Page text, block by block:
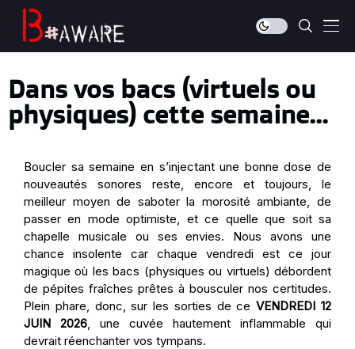
Dans vos bacs (virtuels ou
physiques) cette semaine...
Boucler sa semaine en s’injectant une bonne dose de
nouveautés sonores reste, encore et toujours, le
meilleur moyen de saboter la morosité ambiante, de
passer en mode optimiste, et ce quelle que soit sa
chapelle musicale ou ses envies. Nous avons une
chance insolente car chaque vendredi est ce jour
magique où les bacs (physiques ou virtuels) débordent
de pépites fraîches prêtes à bousculer nos certitudes.
Plein phare, donc, sur les sorties de ceVENDREDI 12
JUIN 2026, une cuvée hautement inflammable qui
devrait réenchanter vos tympans.